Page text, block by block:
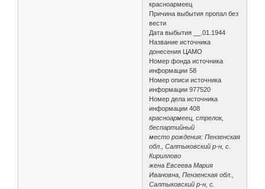
красноармеец
Причина выбытия пропал без
вести
Дата выбытия __.01.1944
Название источника
донесения ЦАМО
Номер фонда источника
информации 58
Номер описи источника
информации 977520
Номер дела источника
информации 408
красноармеец, стрелок,
беспартийный
место рождения: Пензенская
обл., Салтыковский р-н, с.
Кириллово
жена Евсеева Мария
Ивановна, Пензенская обл.,
Салтыковский р-н, с.